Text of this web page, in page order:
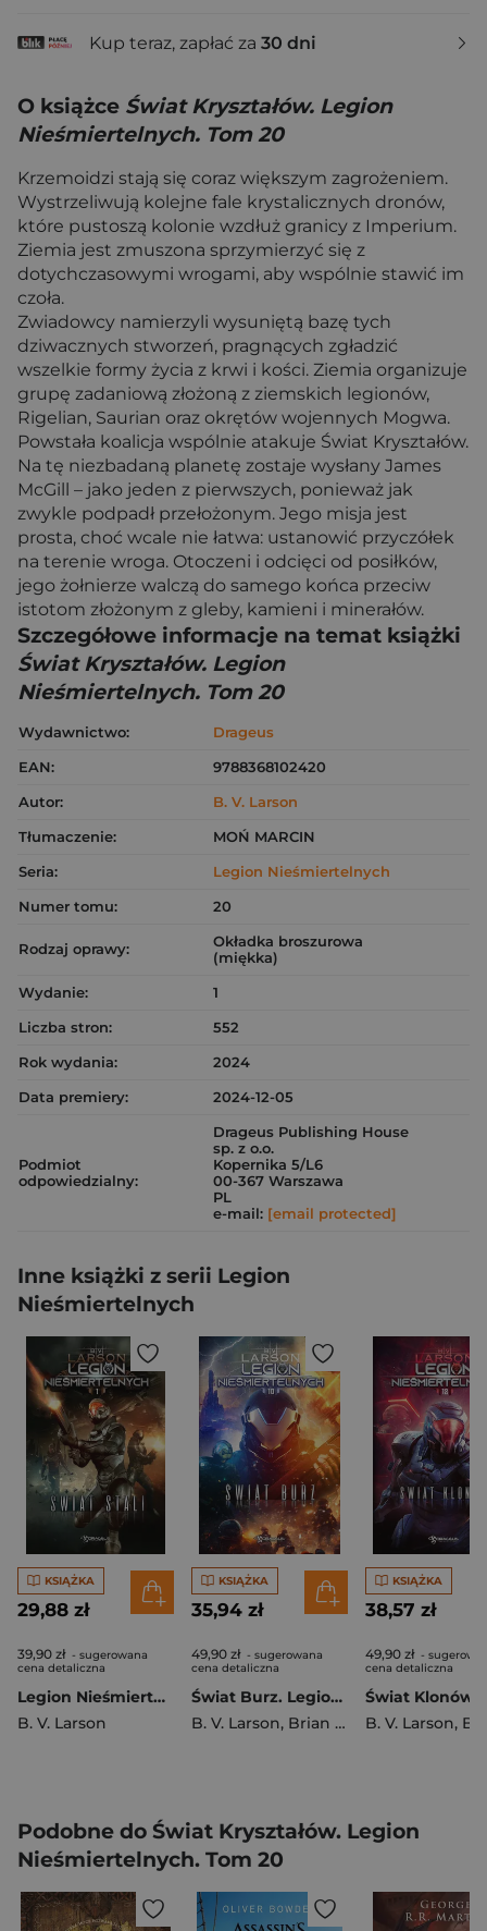
Kup teraz, zapłać za 30 dni
O książce Świat Kryształów. Legion
Nieśmiertelnych. Tom 20
Krzemoidzi stają się coraz większym zagrożeniem.
Wystrzeliwują kolejne fale krystalicznych dronów,
które pustoszą kolonie wzdłuż granicy z Imperium.
Ziemia jest zmuszona sprzymierzyć się z
dotychczasowymi wrogami, aby wspólnie stawić im
czoła.
Zwiadowcy namierzyli wysuniętą bazę tych
dziwacznych stworzeń, pragnących zgładzić
wszelkie formy życia z krwi i kości. Ziemia organizuje
grupę zadaniową złożoną z ziemskich legionów,
Rigelian, Saurian oraz okrętów wojennych Mogwa.
Powstała koalicja wspólnie atakuje Świat Kryształów.
Na tę niezbadaną planetę zostaje wysłany James
McGill – jako jeden z pierwszych, ponieważ jak
zwykle podpadł przełożonym. Jego misja jest
prosta, choć wcale nie łatwa: ustanowić przyczółek
na terenie wroga. Otoczeni i odcięci od posiłków,
jego żołnierze walczą do samego końca przeciw
istotom złożonym z gleby, kamieni i minerałów.
Szczegółowe informacje na temat książki
Świat Kryształów. Legion
Nieśmiertelnych. Tom 20
Wydawnictwo:
Drageus
EAN:
9788368102420
Autor:
B. V. Larson
Tłumaczenie:
MOŃ MARCIN
Seria:
Legion Nieśmiertelnych
Numer tomu:
20
Rodzaj oprawy:
Okładka broszurowa
(miękka)
Wydanie:
1
Liczba stron:
552
Rok wydania:
2024
Data premiery:
2024-12-05
Podmiot
odpowiedzialny:
Drageus Publishing House
sp. z o.o.
Kopernika 5/L6
00-367 Warszawa
PL
e-mail: [email protected]
Inne książki z serii Legion
Nieśmiertelnych
KSIĄŻKA
29,88 zł
39,90 zł - sugerowana
cena detaliczna
Legion Nieśmiertelnych. Tom 1. Świat Stali
B. V. Larson
KSIĄŻKA
35,94 zł
49,90 zł - sugerowana
cena detaliczna
Świat Burz. Legion Nieśmiertelnych. Tom 10
B. V. Larson, Brian V. Larson
KSIĄŻKA
38,57 zł
49,90 zł -
cena detaliczna
B. V. Larson, Brian
Podobne do Świat Kryształów. Legion
Nieśmiertelnych. Tom 20